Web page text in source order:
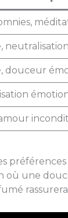
douceur
où une